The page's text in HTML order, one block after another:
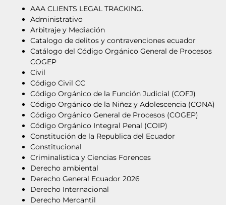
AAA CLIENTS LEGAL TRACKING.
Administrativo
Arbitraje y Mediación
Catalogo de delitos y contravenciones ecuador
Catálogo del Código Orgánico General de Procesos
COGEP
Civil
Código Civil CC
Código Orgánico de la Función Judicial (COFJ)
Código Orgánico de la Niñez y Adolescencia (CONA)
Código Orgánico General de Procesos (COGEP)
Código Orgánico Integral Penal (COIP)
Constitución de la Republica del Ecuador
Constitucional
Criminalistica y Ciencias Forences
Derecho ambiental
Derecho General Ecuador 2026
Derecho Internacional
Derecho Mercantil